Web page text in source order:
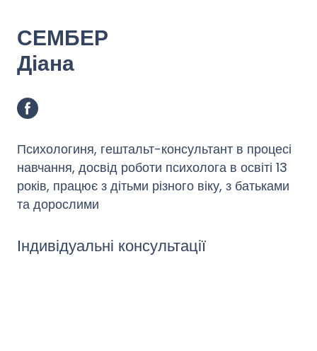
СЕМБЕР
Діана
Психологиня, гештальт-консультант в процесі
навчання, досвід роботи психолога в освіті 13
років, працює з дітьми різного віку, з батьками
та дорослими
Індивідуальні консультації